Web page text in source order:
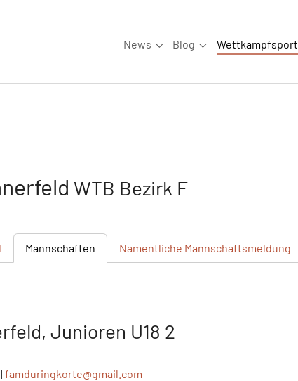
News
Submenu for "News"
Blog
Submenu for "Blog"
Wettkampfsport
WTB Bezirk F
Mannschaften Namentliche Mannschaftsmeldung
Junioren U18 2
famduringkorte@gmail.com